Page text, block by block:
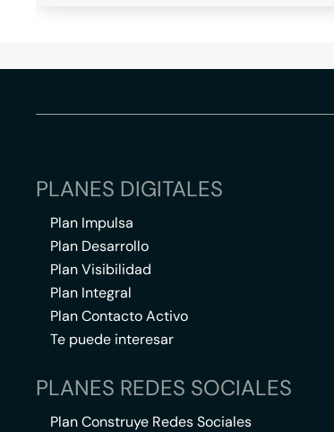
PLANES DIGITALES
Plan Impulsa
Plan Desarrollo
Plan Visibilidad
Plan Integral
Plan Contacto Activo
Te puede interesar
PLANES REDES SOCIALES
Plan Construye Redes Sociales